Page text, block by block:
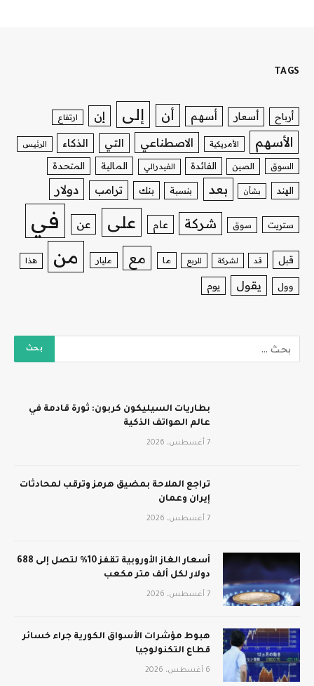
TAGS
أرباح أسعار أسهم أن إلى إن ارتفاع
الأسهم الأمريكية الاصطناعي التي الذكاء الرئيس
السوق الصين الفائدة الفيدرالي المالية المتحدة
الهند بشأن بعد بنسبة بنك ترامب دولار
ستريت سوق شركة عام على عن في
قبل قد لشركة للربع ما مع مليار من هذا
وول يقول يوم
بطاريات السيليكون كربون: ثورة قادمة في
عالم الهواتف الذكية
7 أغسطس، 2026
تراجع الملاحة بمضيق هرمز وترقب لمحادثات
إيران وعمان
7 أغسطس، 2026
أسعار الغاز الأوروبية تقفز 10% لتصل إلى 688
دولار لكل ألف متر مكعب
7 أغسطس، 2026
هبوط مؤشرات الأسواق الكورية جراء خسائر
قطاع التكنولوجيا
6 أغسطس، 2026